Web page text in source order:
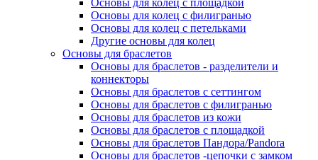
Основы для колец с площадкой
Основы для колец с филигранью
Основы для колец с петельками
Другие основы для колец
Основы для браслетов
Основы для браслетов - разделители и
коннекторы
Основы для браслетов с сеттингом
Основы для браслетов с филигранью
Основы для браслетов из кожи
Основы для браслетов с площадкой
Основы для браслетов Пандора/Pandora
Основы для браслетов -цепочки с замком